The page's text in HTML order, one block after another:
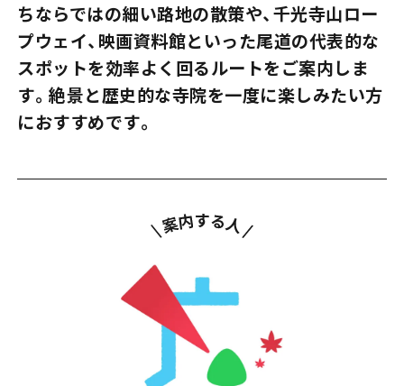
フォトダウンロード
関連リンク
ちならではの細い路地の散策や、千光寺山ロー
プウェイ、映画資料館といった尾道の代表的な
スポットを効率よく回るルートをご案内しま
す。絶景と歴史的な寺院を一度に楽しみたい方
におすすめです。